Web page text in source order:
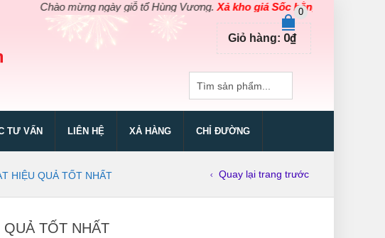
mừng ngày giỗ tổ Hùng Vương.Xả kho giá Sốc bằng giá Gốccho các sản
0
Giỏ hàng: 0₫
TƯ VẤN LIÊN HỆ XẢ HÀNG CHỈ ĐƯỜNG
HIỆU QUẢ TỐT NHẤT Quay lại trang trước
TỐT NHẤT